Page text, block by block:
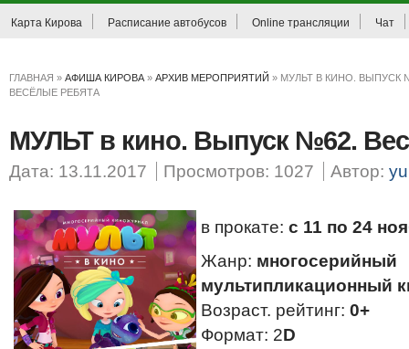
Карта Кирова Расписание автобусов Online трансляции Чат
ГЛАВНАЯ » АФИША КИРОВА » АРХИВ МЕРОПРИЯТИЙ » МУЛЬТ В КИНО. ВЫПУСК
ВЕСЁЛЫЕ РЕБЯТА
МУЛЬТ в кино. Выпуск №62.
Дата: 13.11.2017 Просмотров: 1027 Автор:
в прокате: с 11 по 24
Жанр: многосерийный
мультипликационный
Возраст. рейтинг: 0+
Формат: 2D